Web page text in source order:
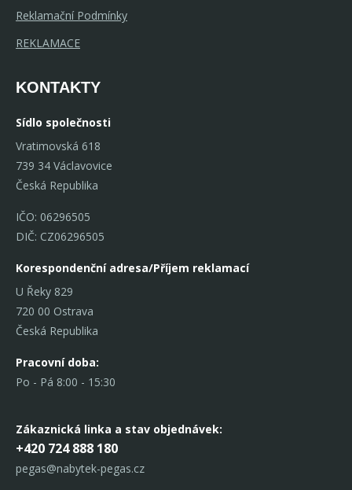
Reklamační Podmínky
REKLAMACE
KONTAKTY
Sídlo společnosti
Vratimovská 618
739 34 Václavovice
Česká Republika
IČO: 06296505
DIČ: CZ06296505
Korespondenční adresa/Příjem reklamací
U Řeky 829
720 00 Ostrava
Česká Republika
Pracovní doba:
Po - Pá 8:00 - 15:30
Zákaznická linka a stav objednávek:
+420 724 888 180
pegas@nabytek-pegas.cz